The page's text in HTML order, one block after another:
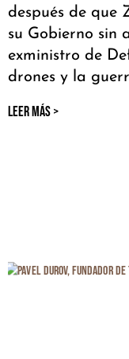
después de que
su Gobierno sin
exministro de
drones y la
LEER MÁS >